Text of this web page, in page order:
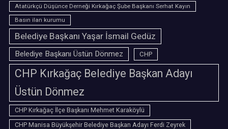
Atatürkçü Düşünce Derneği Kırkağaç Şube Başkanı Serhat Kayın
Basın ilan kurumu
Belediye Başkanı Yaşar İsmail Gedüz
Belediye Başkanı Üstün Dönmez CHP
CHP Kırkağaç Belediye Başkan Adayı
Üstün Dönmez
CHP Kırkağaç İlçe Başkanı Mehmet Karaköylü
CHP Manisa Büyükşehir Belediye Başkan Adayı Ferdi Zeyrek